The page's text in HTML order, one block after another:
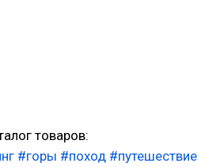
товаров:
#горы #поход #путешествие